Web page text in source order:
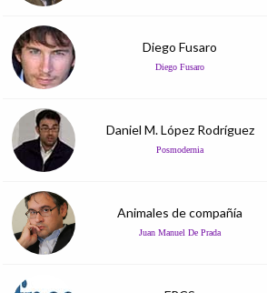
Diego Fusaro
Diego Fusaro
Daniel M. López Rodríguez
Posmodernia
Animales de compañía
Juan Manuel De Prada